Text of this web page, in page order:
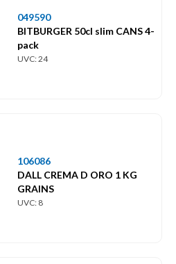
049590
BITBURGER 50cl slim CANS 4-
pack
UVC: 24
106086
DALL CREMA D ORO 1 KG
GRAINS
UVC: 8